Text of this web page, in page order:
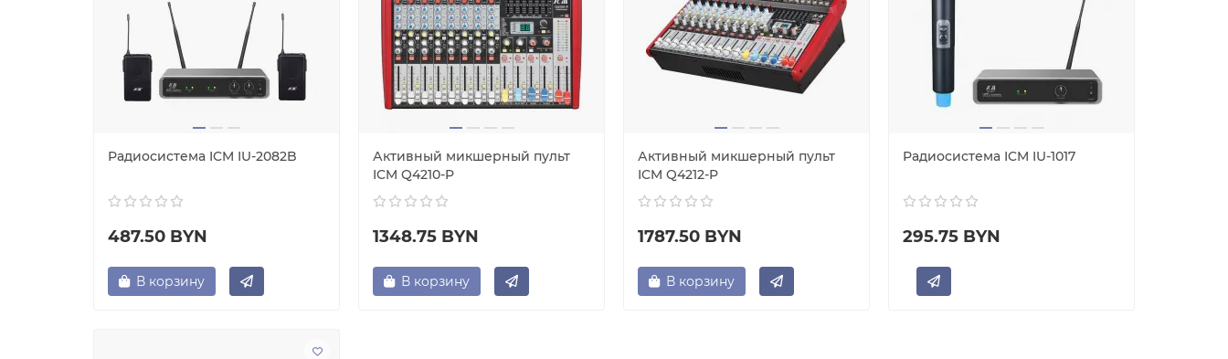
Радиосистема ICM IU-2082B
487.50 BYN
В корзину
Активный микшерный пульт
ICM Q4210-P
1348.75 BYN
В корзину
Активный микшерный пульт
ICM Q4212-P
1787.50 BYN
В корзину
Радиосистема ICM IU-1017
295.75 BYN